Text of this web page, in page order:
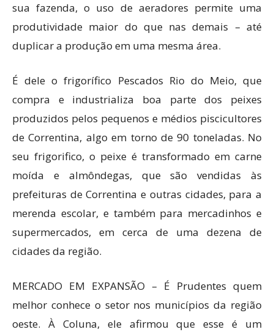
sua fazenda, o uso de aeradores permite uma
produtividade maior do que nas demais – até
duplicar a produção em uma mesma área.
É dele o frigorífico Pescados Rio do Meio, que
compra e industrializa boa parte dos peixes
produzidos pelos pequenos e médios piscicultores
de Correntina, algo em torno de 90 toneladas. No
seu frigorifico, o peixe é transformado em carne
moída e almôndegas, que são vendidas às
prefeituras de Correntina e outras cidades, para a
merenda escolar, e também para mercadinhos e
supermercados, em cerca de uma dezena de
cidades da região.
MERCADO EM EXPANSÃO – É Prudentes quem
melhor conhece o setor nos municípios da região
oeste. À Coluna, ele afirmou que esse é um